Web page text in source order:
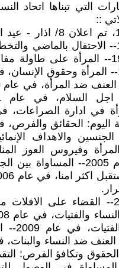
التي تبناها اتحاد
::
في عام 1975، تم اعلان
في عام 1996-- الاحتفال بالماضي
في عام، 1997-- المرأة على
الجنسين والاهداف
2004-- المرأة وفيروس العوز
الإيدز، في عام 2005--
في عام 2007-- القضاء على
في
وتكافؤ الفرص: